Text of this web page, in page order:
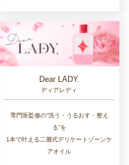
Dear LADY.
ディアレディ
専門医監修の“洗う・うるおす・整え
る”を
1本で叶える二層式デリケートゾーンケ
アオイル